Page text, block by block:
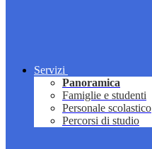
Servizi
Panoramica
Famiglie e studenti
Personale scolastico
Percorsi di studio